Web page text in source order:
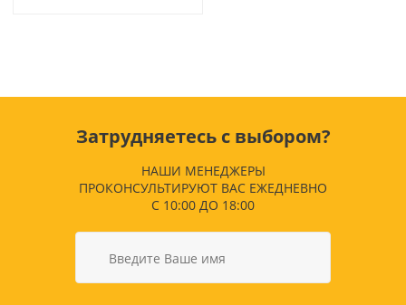
Затрудняетесь с выбором?
НАШИ МЕНЕДЖЕРЫ
ПРОКОНСУЛЬТИРУЮТ ВАС ЕЖЕДНЕВНО
С 10:00 ДО 18:00